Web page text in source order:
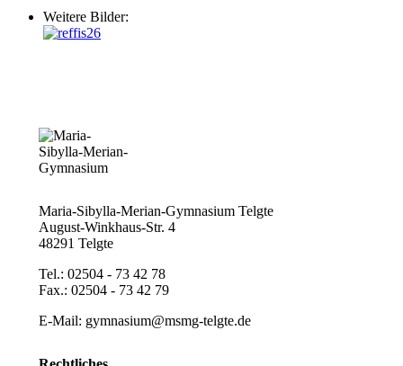
Weitere Bilder:
Maria-Sibylla-Merian-Gymnasium Telgte
August-Winkhaus-Str. 4
48291 Telgte
Tel.: 02504 - 73 42 78
Fax.: 02504 - 73 42 79
E-Mail: gymnasium@msmg-telgte.de